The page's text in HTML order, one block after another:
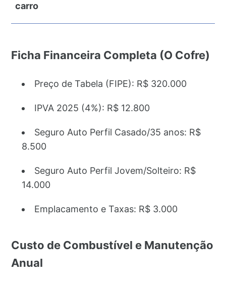
carro
Ficha Financeira Completa (O Cofre)
Preço de Tabela (FIPE): R$ 320.000
IPVA 2025 (4%): R$ 12.800
Seguro Auto Perfil Casado/35 anos: R$
8.500
Seguro Auto Perfil Jovem/Solteiro: R$
14.000
Emplacamento e Taxas: R$ 3.000
Custo de Combustível e Manutenção
Anual